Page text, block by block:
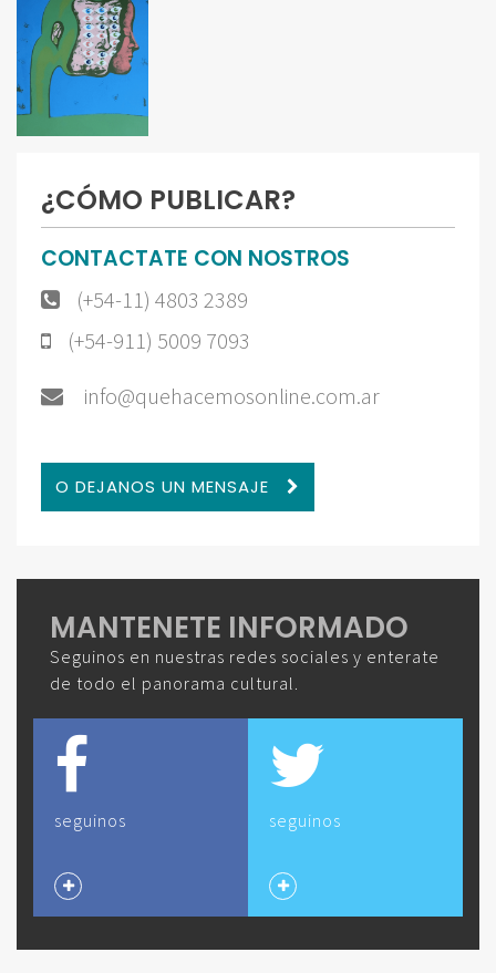
¿CÓMO PUBLICAR?
CONTACTATE CON NOSTROS
(+54-11) 4803 2389
(+54-911) 5009 7093
info@quehacemosonline.com.ar
O DEJANOS UN MENSAJE
MANTENETE INFORMADO
Seguinos en nuestras redes sociales y enterate
de todo el panorama cultural.
seguinos seguinos